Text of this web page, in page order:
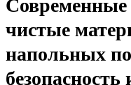
Современные
чистые
напольных